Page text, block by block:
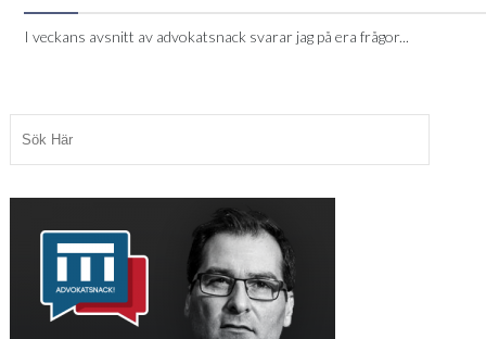
I veckans avsnitt av advokatsnack svarar jag på era frågor...